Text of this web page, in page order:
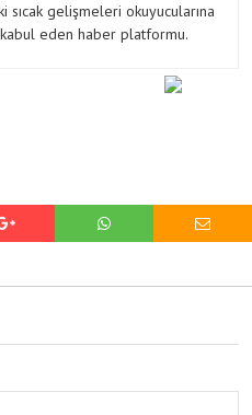
gelişmeleri okuyucularına
kabul eden haber platformu.